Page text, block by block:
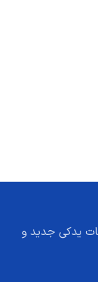
یدکی جدید و